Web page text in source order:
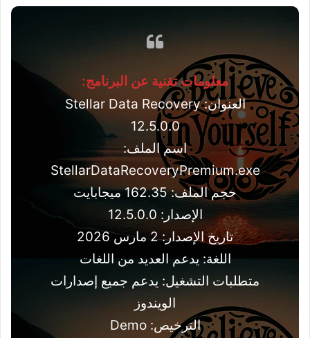
معلومات تقنية عن البرنامج:
العنوان: Stellar Data Recovery
12.5.0.0
اسم الملف:
StellarDataRecoveryPremium.exe
حجم الملف: 162.35 ميجابايت
الإصدار: 12.5.0.0
تاريخ الإصدار: 2 مارس 2026
اللغة: يدعم العديد من اللغات
متطلبات التشغيل: يدعم جميع إصدارات
الويندوز
الترخيص: Demo